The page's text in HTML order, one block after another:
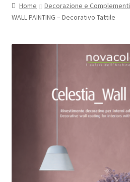
Pagamento
Termini e condizioni d’uso
Home Decorazione e Complementi
WALL PAINTING – Decorativo Tattile